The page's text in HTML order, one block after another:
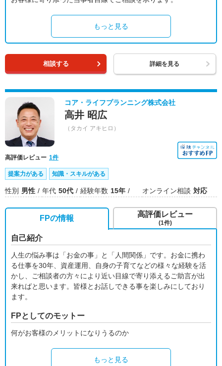
もっと見る
相談する 詳細を見る
コア・ライフプランニング株式会社
高井 昭広
（タカイ アキヒロ）
高評価レビュー 1件
提案力がある 知識・スキルがある
性別 男性 年代 50代 経験年数 15年 オンライン相談 対応
FPの情報
自己紹介
人生の悩み事は「お金の事」と「人間関係」です。お金に携わ
る仕事を30年、資産運用、自身の子育てなどの様々な経験を活
かし、ご相談者の方々により近い目線で寄り添えるご助言が出
来ればと思います。皆様とお話しできる事を楽しみにしており
ます。
FPとしてのモットー
何がお客様のメリットになりうるのか
もっと見る
高評価レビュー
(1件)